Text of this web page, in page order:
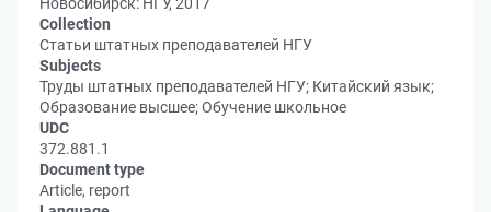
Collection
Статьи штатных преподавателей НГУ
Subjects
Труды штатных преподавателей НГУ; Китайский язык;
Образование высшее; Обучение школьное
UDC
372.881.1
Document type
Article, report